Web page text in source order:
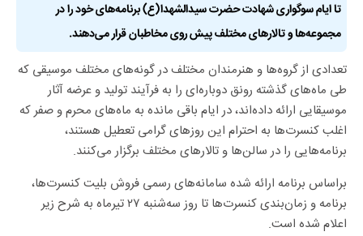
تا ایام سوگواری شهادت حضرت سیدالشهدا(ع) برنامه‌های خود را در
مجموعه‌ها و تالارهای مختلف پیش روی مخاطبان قرار می‌دهند.
تعدادی از گروه‌ها و هنرمندان مختلف در گونه‌های مختلف موسیقی که
طی ماه‌های گذشته رونق دوباره‌ای را به فرآیند تولید و عرضه آثار
موسیقایی ارائه داده‌اند، در ایام باقی مانده به ماه‌های محرم و صفر که
اغلب کنسرت‌ها به احترام این روزهای گرامی تعطیل هستند،
برنامه‌هایی را در سالن‌ها و تالارهای مختلف برگزار می‌کنند.
براساس برنامه ارائه شده سامانه‌های رسمی فروش بلیت کنسرت‌ها،
برنامه و زمان‌بندی کنسرت‌ها تا روز سه‌شنبه ۲۷ تیرماه به شرح زیر
اعلام شده است.